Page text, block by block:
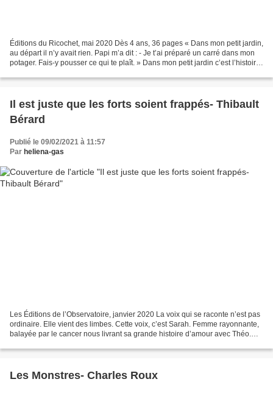
Éditions du Ricochet, mai 2020 Dès 4 ans, 36 pages « Dans mon petit jardin,
au départ il n’y avait rien. Papi m’a dit : - Je t’ai préparé un carré dans mon
potager. Fais-y pousser ce qui te plaît. » Dans mon petit jardin c’est l’histoire
Il est juste que les forts soient frappés- Thibault
Bérard
Publié le 09/02/2021 à 11:57
Par heliena-gas
Les Éditions de l’Observatoire, janvier 2020 La voix qui se raconte n’est pas
ordinaire. Elle vient des limbes. Cette voix, c’est Sarah. Femme rayonnante,
balayée par le cancer nous livrant sa grande histoire d’amour avec Théo.
Les Monstres- Charles Roux